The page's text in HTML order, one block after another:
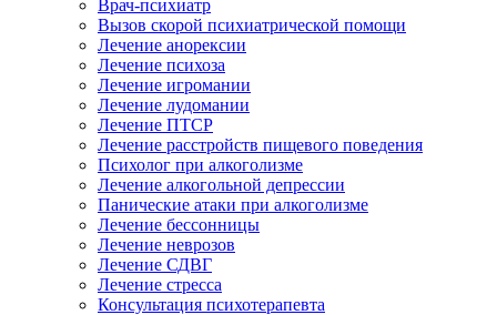
Врач-психиатр
Вызов скорой психиатрической помощи
Лечение анорексии
Лечение психоза
Лечение игромании
Лечение лудомании
Лечение ПТСР
Лечение расстройств пищевого поведения
Психолог при алкоголизме
Лечение алкогольной депрессии
Панические атаки при алкоголизме
Лечение бессонницы
Лечение неврозов
Лечение СДВГ
Лечение стресса
Консультация психотерапевта